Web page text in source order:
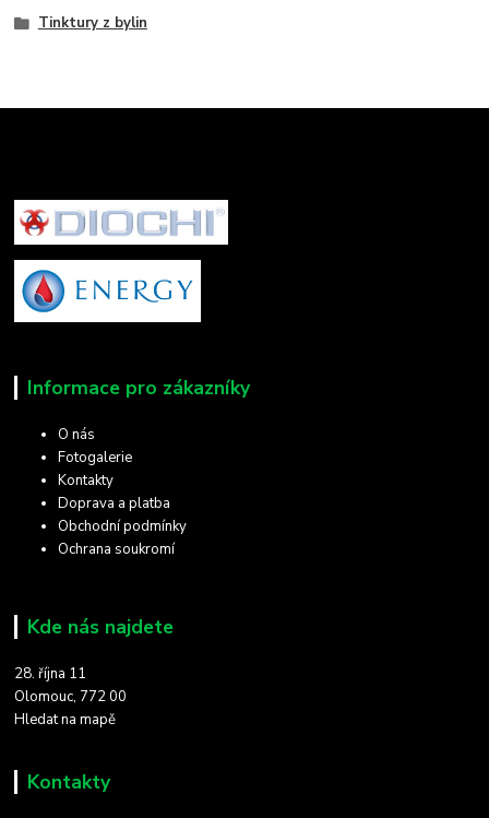
Tinktury z bylin
Informace pro zákazníky
O nás
Fotogalerie
Kontakty
Doprava a platba
Obchodní podmínky
Ochrana soukromí
Kde nás najdete
28. října 11
Olomouc, 772 00
Hledat na mapě
Kontakty